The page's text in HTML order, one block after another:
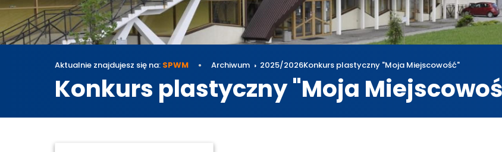
Aktualnie znajdujesz się na: SPWM Archiwum 2025/2026Konkurs plastyczny "Moja Miejscowość"
Konkurs plastyczny "Moja